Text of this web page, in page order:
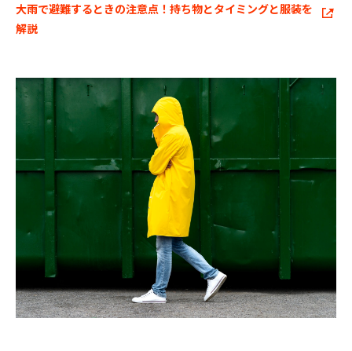
大雨で避難するときの注意点！持ち物とタイミングと服装を
解説